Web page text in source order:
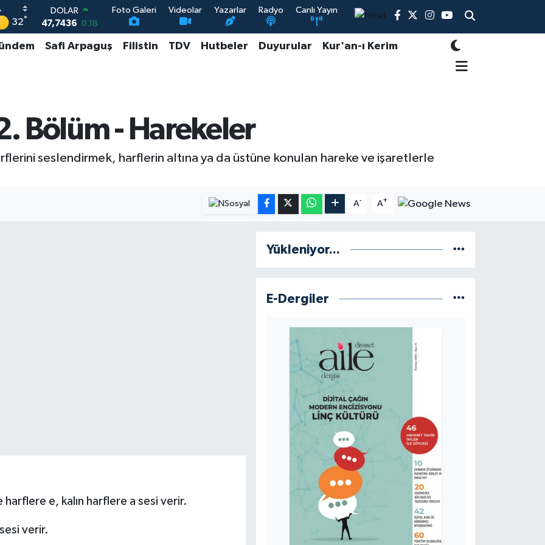
32°
DOLAR
47,7436 0.18
EURO
55,2510 0.32
13.779
-14
Foto Galeri Videolar Yazarlar Radyo Canlı Yayın
Safi Arpaguş Filistin TDV Hutbeler Duyurular Kur'an-ı Kerim
Bölüm - Harekeler
seslendirmek, harflerin altına ya da üstüne konulan hareke ve işaretlerle
A- A+
harflere e, kalın harflere a sesi verir.
verir.
Yükleniyor...
E-Dergiler